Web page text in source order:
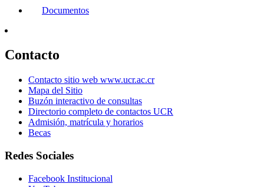
Documentos
Contacto
Contacto sitio web www.ucr.ac.cr
Mapa del Sitio
Buzón interactivo de consultas
Directorio completo de contactos UCR
Admisión, matrícula y horarios
Becas
Redes Sociales
Facebook Institucional